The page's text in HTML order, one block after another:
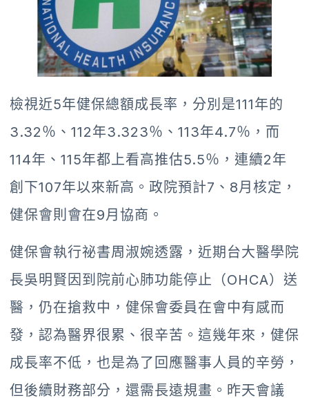
檢視近5年健保總額成長率，分別是111年的
3.32％、112年3.323％、113年4.7％，而
114年、115年都上看高推估5.5％，連續2年
創下107年以來新高。政院預計7、8月核定，
健保會則會在9月協商。
健保會執行祕書周淑婉透露，近期台大醫學院
長吳明賢因到院前心肺功能停止（OHCA）送
醫，仍在搶救中，健保會委員在會中有感而
發，認為醫界很累、很辛苦。這幾年來，健保
成長率不低，也是為了回應醫事人員的辛勞，
但後續財務部分，還需長遠規畫。昨天會議